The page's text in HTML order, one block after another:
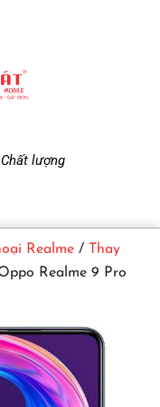
lượng
Realme /
Thay
Realme 9 Pro